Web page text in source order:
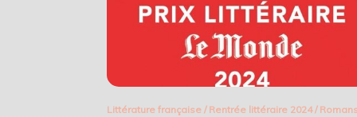
Littérature française / Rentrée littéraire 2024/ Romans